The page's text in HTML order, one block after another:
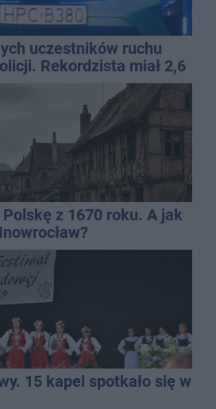
uczestników ruchu
Rekordzista miał 2,6
z 1670 roku. A jak
15 kapel spotkało się w